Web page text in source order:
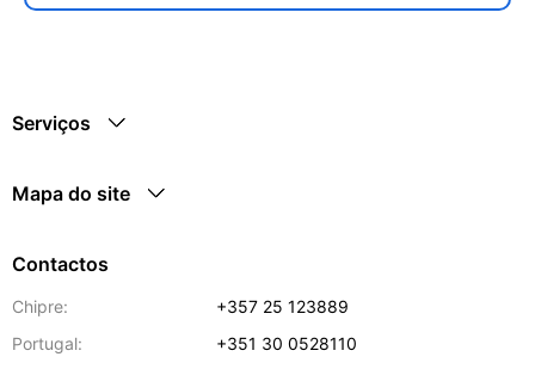
Serviços
Mapa do site
Contactos
Chipre:
+357 25 123889
Portugal:
+351 30 0528110